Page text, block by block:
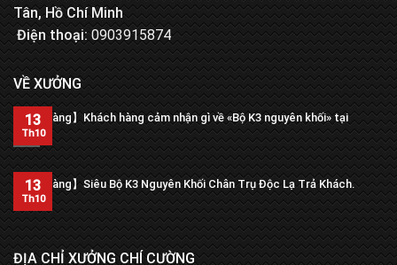
Tân, Hồ Chí Minh
Điện thoại:0903915874
VỀ XƯỞNG
【Trả hàng】Khách hàng cảm nhận gì về «Bộ K3 nguyên khối» tại
xưởng?
13
Th10
【Trả hàng】Siêu Bộ K3 Nguyên Khối Chân Trụ Độc Lạ Trả Khách.
13
Th10
ĐỊA CHỈ XƯỞNG CHÍ CƯỜNG